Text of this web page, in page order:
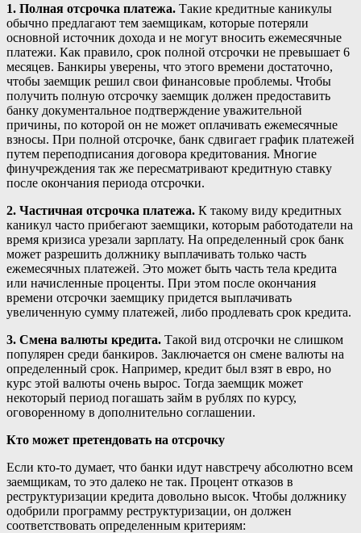
1. Полная отсрочка платежа. Такие кредитные каникулы
обычно предлагают тем заемщикам, которые потеряли
основной источник дохода и не могут вносить ежемесячные
платежи. Как правило, срок полной отсрочки не превышает 6
месяцев. Банкиры уверены, что этого времени достаточно,
чтобы заемщик решил свои финансовые проблемы. Чтобы
получить полную отсрочку заемщик должен предоставить
банку документальное подтверждение уважительной
причины, по которой он не может оплачивать ежемесячные
взносы. При полной отсрочке, банк сдвигает график платежей
путем переподписания договора кредитования. Многие
финучреждения так же пересматривают кредитную ставку
после окончания периода отсрочки.
2. Частичная отсрочка платежа. К такому виду кредитных
каникул часто прибегают заемщики, которым работодатели на
время кризиса урезали зарплату. На определенный срок банк
может разрешить должнику выплачивать только часть
ежемесячных платежей. Это может быть часть тела кредита
или начисленные проценты. При этом после окончания
времени отсрочки заемщику придется выплачивать
увеличенную сумму платежей, либо продлевать срок кредита.
3. Смена валюты кредита. Такой вид отсрочки не слишком
популярен среди банкиров. Заключается он смене валюты на
определенный срок. Например, кредит был взят в евро, но
курс этой валюты очень вырос. Тогда заемщик может
некоторый период погашать займ в рублях по курсу,
оговоренному в дополнительно соглашении.
Кто может претендовать на отсрочку
Если кто-то думает, что банки идут навстречу абсолютно всем
заемщикам, то это далеко не так. Процент отказов в
реструктуризации кредита довольно высок. Чтобы должнику
одобрили программу реструктуризации, он должен
соответствовать определенным критериям: